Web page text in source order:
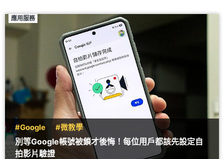
應用服務
#Google #微教學
別等Google帳號被鎖才後悔！每位用戶都該先設定自
拍影片驗證